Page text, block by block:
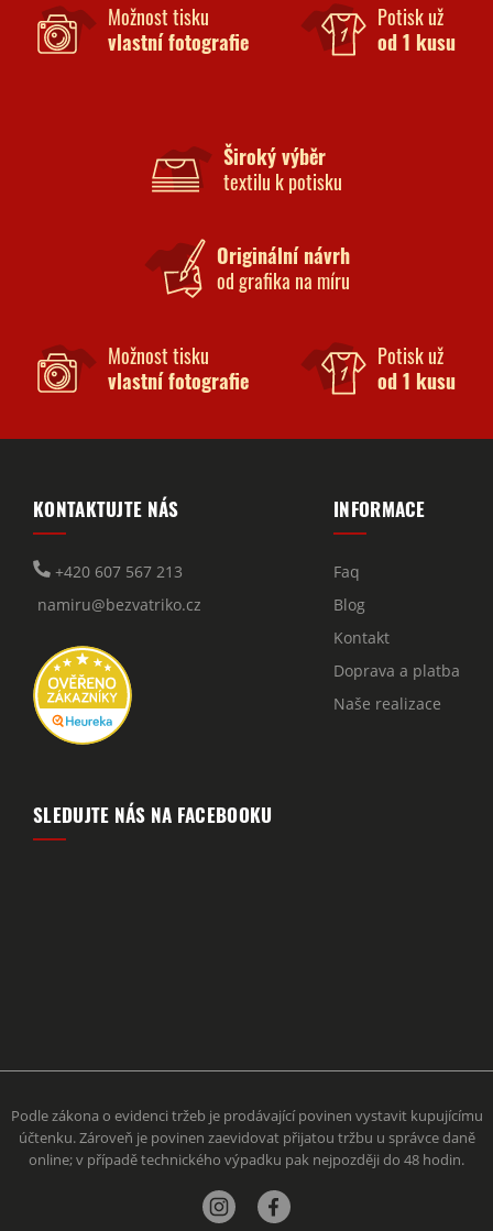
Možnost tisku
vlastní fotografie
Potisk už
od 1 kusu
Široký výběr
textilu k potisku
Originální návrh
od grafika na míru
Možnost tisku
vlastní fotografie
Potisk už
od 1 kusu
KONTAKTUJTE NÁS
+420 607 567 213
namiru@bezvatriko.cz
INFORMACE
Faq
Blog
Kontakt
Doprava a platba
Naše realizace
SLEDUJTE NÁS NA FACEBOOKU
Podle zákona o evidenci tržeb je prodávající povinen vystavit kupujícímu
účtenku. Zároveň je povinen zaevidovat přijatou tržbu u správce daně
online; v případě technického výpadku pak nejpozději do 48 hodin.